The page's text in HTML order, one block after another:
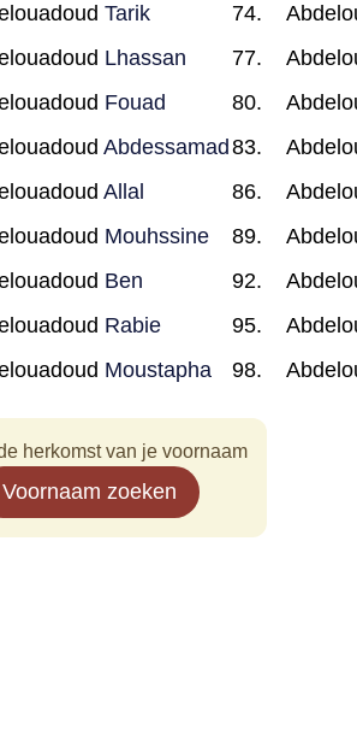
Tarik
Lhassan
Fouad
Abdessamad
Allal
Mouhssine
Ben
Rabie
Moustapha
herkomst van je voornaam
Voornaam zoeken